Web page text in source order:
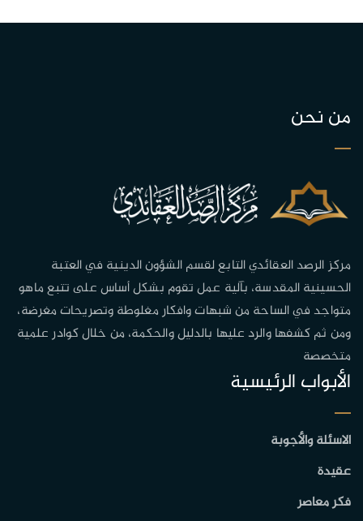
من نحن
مركز الرصد العقائدي التابع لقسم الشؤون الدينية في العتبة
الحسينية المقدسة، بآلية عمل تقوم بشكل أساس على تتبع ماهو
متواجد في الساحة من شبهات وافكار مغلوطة وتصريحات مغرضة،
ومن ثم كشفها والرد عليها بالدليل والحكمة، من خلال كوادر علمية
متخصصة
الأبواب الرئيسية
الاسئلة والأجوبة
عقيدة
فكر معاصر